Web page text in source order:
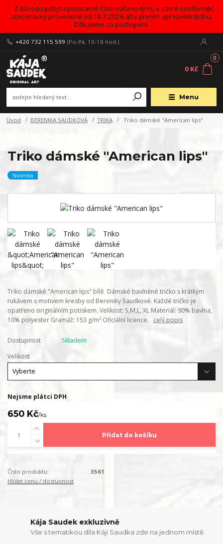
Z důvodu pobytu podstatné části našeho týmu v cizině odešleme
obejdnávky provedené od 18.7.2026 až v prvním sprnovém týdnu.
Děkujeme za pochopení.
Menu
+420 732 115 599 (Po-Pá, 10-18 hod.)
0
0 Kč
Úvod BERENIKA SAUDKOVÁ TRIKA Triko dámské "American lips"
Triko dámské "American lips"
Novinka
Triko dámské "American lips" bílé Dámské bavlněné tričko s krátkým
rukávem s motivem kresby od Bereniky Saudkové. Každé tričko je
opatřeno originálním potiskem. Velikost: S,M,L, XL Materiál: 90% bavlna,
10% polyester Gramáž: 153 g/m² Oficiální licence. celý popis
Dostupnost
Skladem
Velikost
Nejsme plátci DPH
650 Kč/ks
Přidat do košíku
Číslo produktu:
3561
Hlídat cenu / dostupnost
Kája Saudek exkluzivně
Vše s tematikou díla Káji Saudka zde na jednom místě.